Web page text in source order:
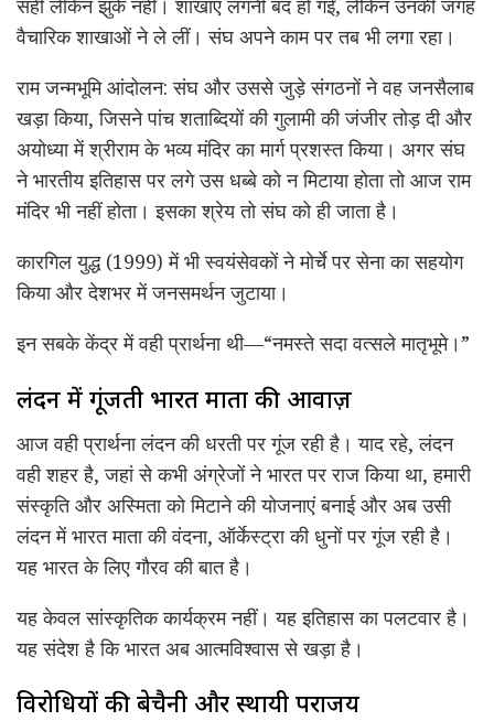
सहीं लेकिन झुके नहीं। शाखाएं लगनी बंद हो गईं, लेकिन उनकी जगह
वैचारिक शाखाओं ने ले लीं। संघ अपने काम पर तब भी लगा रहा।
राम जन्मभूमि आंदोलन: संघ और उससे जुड़े संगठनों ने वह जनसैलाब
खड़ा किया, जिसने पांच शताब्दियों की गुलामी की जंजीर तोड़ दी और
अयोध्या में श्रीराम के भव्य मंदिर का मार्ग प्रशस्त किया। अगर संघ
ने भारतीय इतिहास पर लगे उस धब्बे को न मिटाया होता तो आज राम
मंदिर भी नहीं होता। इसका श्रेय तो संघ को ही जाता है।
कारगिल युद्ध (1999) में भी स्वयंसेवकों ने मोर्चे पर सेना का सहयोग
किया और देशभर में जनसमर्थन जुटाया।
इन सबके केंद्र में वही प्रार्थना थी—“नमस्ते सदा वत्सले मातृभूमे।”
लंदन में गूंजती भारत माता की आवाज़
आज वही प्रार्थना लंदन की धरती पर गूंज रही है। याद रहे, लंदन
वही शहर है, जहां से कभी अंग्रेजों ने भारत पर राज किया था, हमारी
संस्कृति और अस्मिता को मिटाने की योजनाएं बनाई और अब उसी
लंदन में भारत माता की वंदना, ऑर्केस्ट्रा की धुनों पर गूंज रही है।
यह भारत के लिए गौरव की बात है।
यह केवल सांस्कृतिक कार्यक्रम नहीं। यह इतिहास का पलटवार है।
यह संदेश है कि भारत अब आत्मविश्वास से खड़ा है।
विरोधियों की बेचैनी और स्थायी पराजय